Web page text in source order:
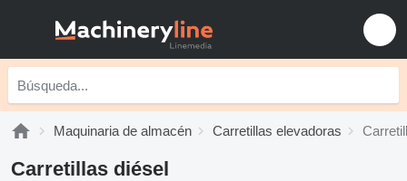
Maquinaria de almacén Carretillas elevadoras
Carretillas diésel